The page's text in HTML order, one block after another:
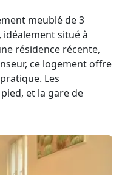
meublé de 3
idéalement situé à
résidence récente,
ce logement offre
Les
et la gare de